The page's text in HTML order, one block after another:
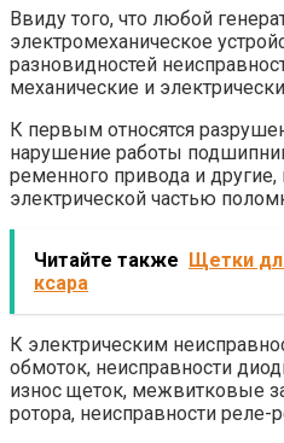
Ввиду того, что любой
электромеханическое
разновидностей
механические и
К первым относятся
нарушение работы
ременного привода и
электрической частью
Читайте также
Щетки
ксара
К электрическим
обмоток, неисправности
износ щеток, межвитковые
ротора, неисправности реле-